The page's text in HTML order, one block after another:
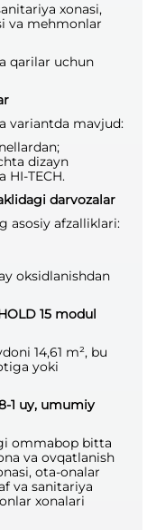
xonasi,
va mehmonlar
qarilar uchun
variantda mavjud:
dizayn
HI-TECH.
darvozalar
asosiy afzalliklari:
oksidlanishdan
15 modul
14,61 m², bu
yoki
1 uy, umumiy
ommabop bitta
va ovqatlanish
ota-onalar
va sanitariya
xonalari